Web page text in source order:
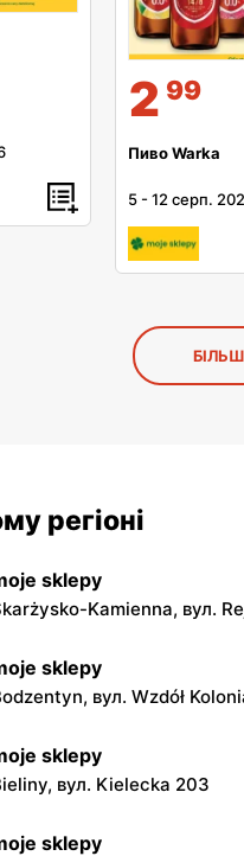
2 99
Пиво Warka
5 -12 серп.
регіоні
sklepy
Kamienna, вул.
sklepy
вул. Wzdół
sklepy
вул. Kielecka 203
sklepy